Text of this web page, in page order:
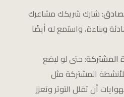
: شارك شريكك مشاعرك
وبناءة، واستمع له أيضًا
: حتى لو لبضع
المشتركة مثل
أن تقلل التوتر وتعزز